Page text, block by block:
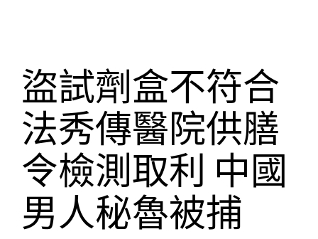
盜試劑盒不符合
法秀傳醫院供膳
令檢測取利 中國
男人秘魯被捕